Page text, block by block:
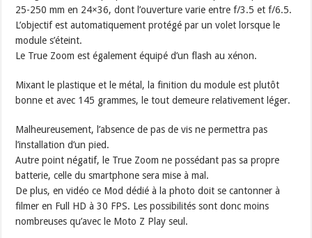
25-250 mm en 24×36, dont l’ouverture varie entre f/3.5 et f/6.5.
L’objectif est automatiquement protégé par un volet lorsque le
module s’éteint.
Le True Zoom est également équipé d’un flash au xénon.
Mixant le plastique et le métal, la finition du module est plutôt
bonne et avec 145 grammes, le tout demeure relativement léger.
Malheureusement, l’absence de pas de vis ne permettra pas
l’installation d’un pied.
Autre point négatif, le True Zoom ne possédant pas sa propre
batterie, celle du smartphone sera mise à mal.
De plus, en vidéo ce Mod dédié à la photo doit se cantonner à
filmer en Full HD à 30 FPS. Les possibilités sont donc moins
nombreuses qu’avec le Moto Z Play seul.